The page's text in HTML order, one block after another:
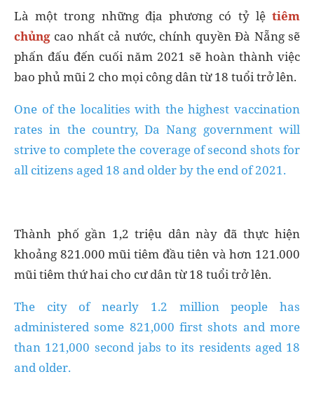
Là một trong những địa phương có tỷ lệtiêm
chủng cao nhất cả nước, chính quyền Đà Nẵng sẽ
phấn đấu đến cuối năm 2021 sẽ hoàn thành việc
bao phủ mũi 2 cho mọi công dân từ 18 tuổi trở lên.
One of the localities with the highest vaccination
rates in the country, Da Nang government will
strive to complete the coverage of second shots for
all citizens aged 18 and older by the end of 2021.
Thành phố gần 1,2 triệu dân này đã thực hiện
khoảng 821.000 mũi tiêm đầu tiên và hơn 121.000
mũi tiêm thứ hai cho cư dân từ 18 tuổi trở lên.
The city of nearly 1.2 million people has
administered some 821,000 first shots and more
than 121,000 second jabs to its residents aged 18
and older.